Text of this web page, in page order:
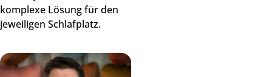
komplexe Lösung für den
jeweiligen Schlafplatz.